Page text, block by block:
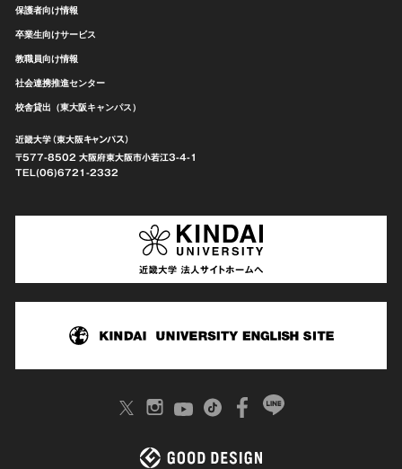
保護者向け情報
卒業生向けサービス
教職員向け情報
社会連携推進センター
校舎貸出（東大阪キャンパス）
近畿大学（東大阪キャンパス）
〒577-8502 大阪府東大阪市小若江3-4-1
TEL(06)6721-2332